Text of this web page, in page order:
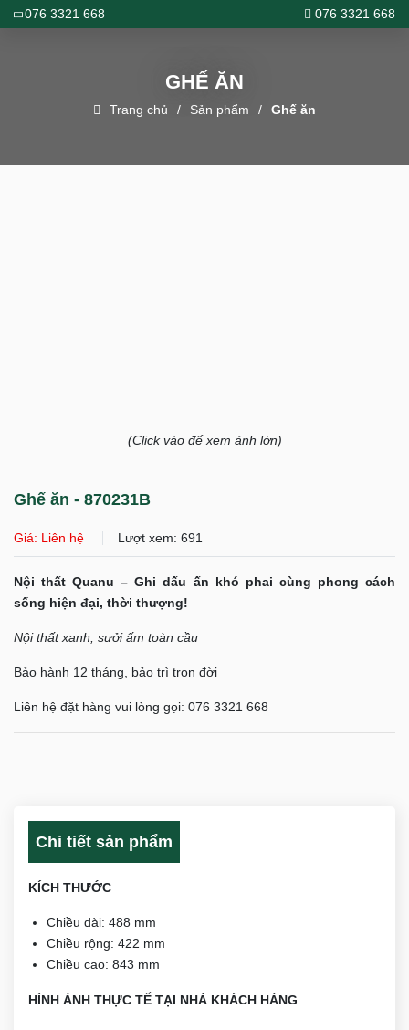
076 3321 668 076 3321 668
GHẾ ĂN
Trang chủ Sản phẩm Ghế ăn
(Click vào để xem ảnh lớn)
Ghế ăn - 870231B
Giá: Liên hệ Lượt xem: 691
Nội thất Quanu – Ghi dấu ấn khó phai cùng phong cách
sống hiện đại, thời thượng!
Nội thất xanh, sưởi ấm toàn cầu
Bảo hành 12 tháng, bảo trì trọn đời
Liên hệ đặt hàng vui lòng gọi: 076 3321 668
Chi tiết sản phẩm
KÍCH THƯỚC
Chiều dài: 488 mm
Chiều rộng: 422 mm
Chiều cao: 843 mm
HÌNH ẢNH THỰC TẾ TẠI NHÀ KHÁCH HÀNG